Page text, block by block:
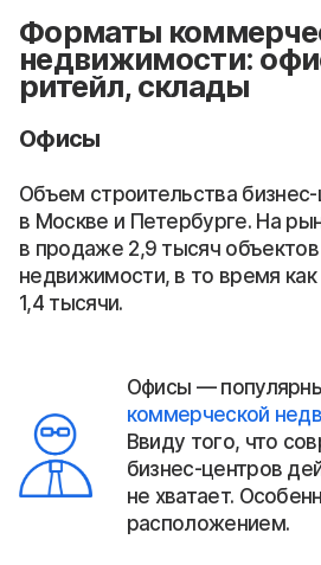
Форматы
недвижимости:
ритейл, склады
Офисы
Объем строительства бизнес-
в Москве и Петербурге. На
в продаже 2,9 тысяч
недвижимости, в то время
1,4 тысячи.
Офисы —
коммерческой
Ввиду того, что
бизнес-центров
не хватает.
расположением.